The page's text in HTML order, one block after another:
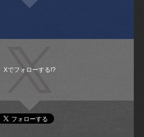
Xでフォローする!?